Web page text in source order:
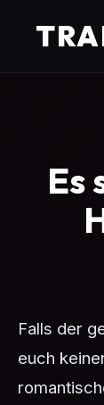
Es
Falls der
euch